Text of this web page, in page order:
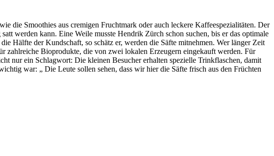
die Smoothies aus cremigen Fruchtmark oder auch leckere Kaffeespezialitäten. Der
werden kann. Eine Weile musste Hendrik Zürch schon suchen, bis er das optimale
Hälfte der Kundschaft, so schätz er, werden die Säfte mitnehmen. Wer länger Zeit
zahlreiche Bioprodukte, die von zwei lokalen Erzeugern eingekauft werden. Für
nur ein Schlagwort: Die kleinen Besucher erhalten spezielle Trinkflaschen, damit
war: „ Die Leute sollen sehen, dass wir hier die Säfte frisch aus den Früchten